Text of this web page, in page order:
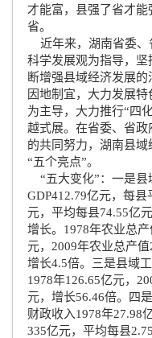
才能富，县强了省才
省。
近年来，湖南省委、
科学发展观为指导，
断增强县域经济发展的
因地制宜，大力发展
为主导，大力推行“四
越式展。在省委、省
的共同努力，湖南县域
“五个亮点”。
“五大变化”：一是县
GDP412.79亿元，每
元，平均每县74.55亿
增长。1978年农业总
元，2009年农业总产值
增长4.5倍。三是县域
1978年126.65亿元，
元，增长56.46倍。四
财政收入1978年27.98
335亿元，平均每县